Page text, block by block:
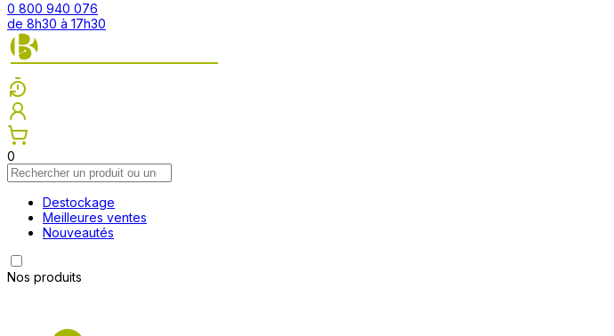
0 800 940 076
de 8h30 à 17h30
0
Destockage
Meilleures ventes
Nouveautés
Nos produits